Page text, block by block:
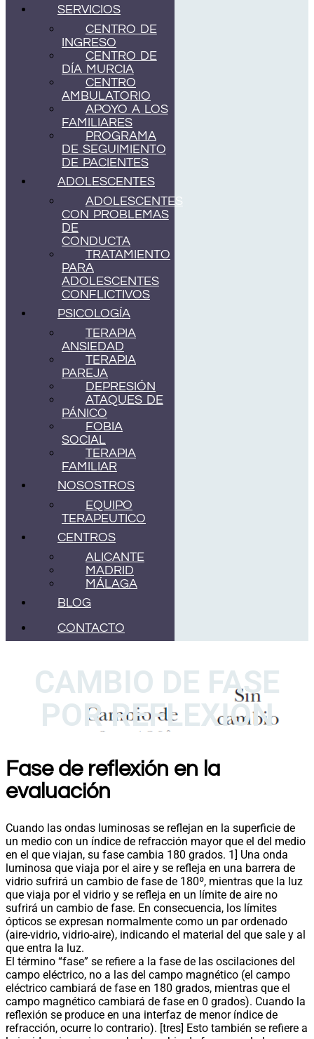
SERVICIOS
CENTRO DE
INGRESO
CENTRO DE
DÍA MURCIA
CENTRO
AMBULATORIO
APOYO A LOS
FAMILIARES
PROGRAMA
DE SEGUIMIENTO
DE PACIENTES
ADOLESCENTES
ADOLESCENTES
CON PROBLEMAS
DE
CONDUCTA
TRATAMIENTO
PARA
ADOLESCENTES
CONFLICTIVOS
PSICOLOGÍA
TERAPIA
ANSIEDAD
TERAPIA
PAREJA
DEPRESIÓN
ATAQUES DE
PÁNICO
FOBIA
SOCIAL
TERAPIA
FAMILIAR
NOSOSTROS
EQUIPO
TERAPEUTICO
CENTROS
ALICANTE
MADRID
MÁLAGA
BLOG
CONTACTO
CAMBIO DE FASE
POR REFLEXION
Fase de reflexión en la
evaluación
Cuando las ondas luminosas se reflejan en la superficie de
un medio con un índice de refracción mayor que el del medio
en el que viajan, su fase cambia 180 grados. 1] Una onda
luminosa que viaja por el aire y se refleja en una barrera de
vidrio sufrirá un cambio de fase de 180º, mientras que la luz
que viaja por el vidrio y se refleja en un límite de aire no
sufrirá un cambio de fase. En consecuencia, los límites
ópticos se expresan normalmente como un par ordenado
(aire-vidrio, vidrio-aire), indicando el material del que sale y al
que entra la luz.
El término “fase” se refiere a la fase de las oscilaciones del
campo eléctrico, no a las del campo magnético (el campo
eléctrico cambiará de fase en 180 grados, mientras que el
campo magnético cambiará de fase en 0 grados). Cuando la
reflexión se produce en una interfaz de menor índice de
refracción, ocurre lo contrario). [tres] Esto también se refiere a